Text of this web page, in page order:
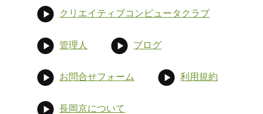
クリエイティブコンピュータクラブ
管理人 ブログ
お問合せフォーム 利用規約
長岡京について